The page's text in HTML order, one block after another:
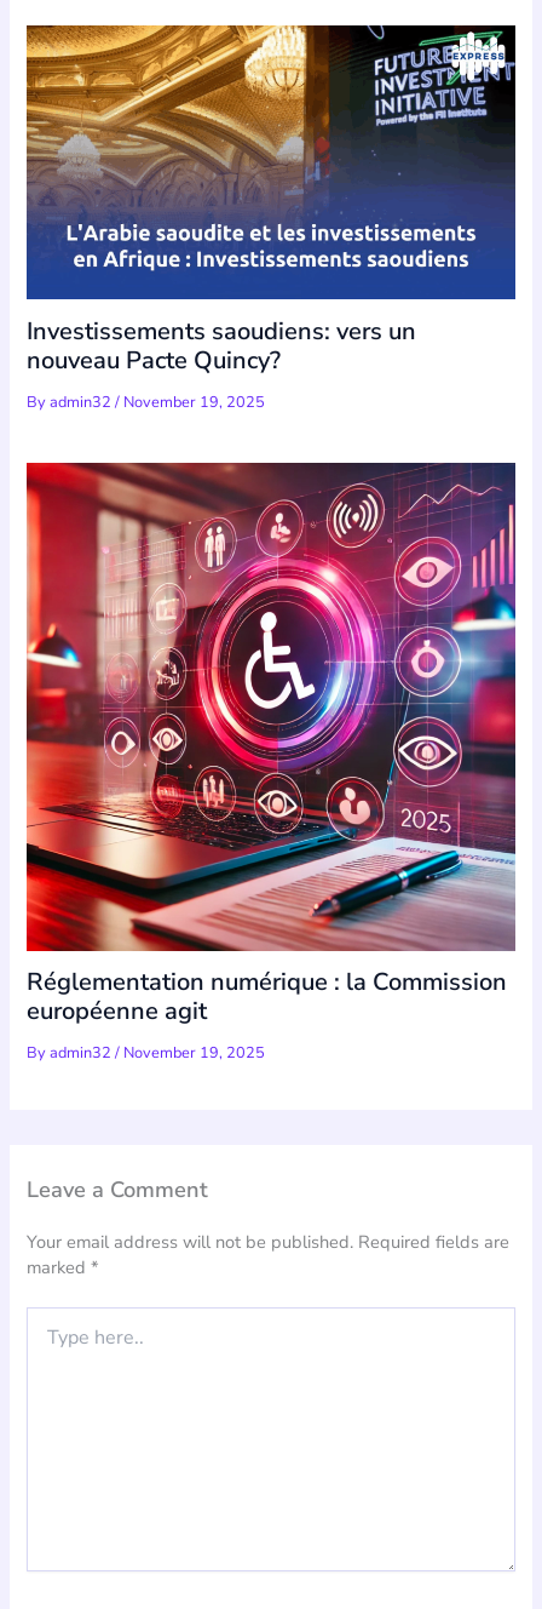
Investissements saoudiens: vers un
nouveau Pacte Quincy?
Byadmin32/ November 19, 2025
Réglementation numérique : la Commission
européenne agit
Byadmin32/ November 19, 2025
Leave a Comment
Your email address will not be published. Required fields are
marked*
here..